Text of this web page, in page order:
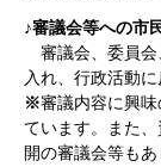
♪審議会等への市
審議会、委員会
入れ、行政活動
※審議内容に興
ています。また
開の審議会等もあ